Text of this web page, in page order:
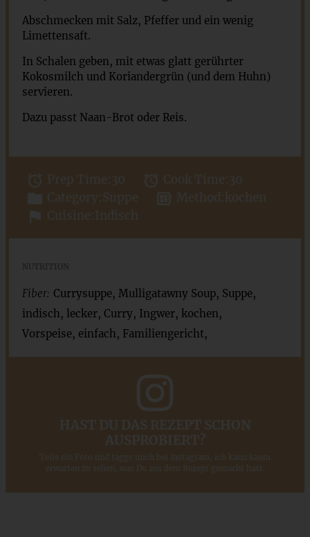
Abschmecken mit Salz, Pfeffer und ein wenig
Limettensaft.
In Schalen geben, mit etwas glatt gerührter
Kokosmilch und Koriandergrün (und dem Huhn)
servieren.
Dazu passt Naan-Brot oder Reis.
Prep Time: 30 Cook Time: 30
Category: Suppe Method:
kochen
Cuisine: Indisch
Fiber: Currysuppe, Mulligatawny Soup, Suppe,
indisch, lecker, Curry, Ingwer, kochen,
Vorspeise, einfach, Familiengericht,
HAST DU DAS REZEPT SCHON
AUSPROBIERT?
Teile ein Foto und tagge mich bei Instagram, ich kann kaum
erwarten zu sehen, was Du aus dem Rezept gemacht hast.